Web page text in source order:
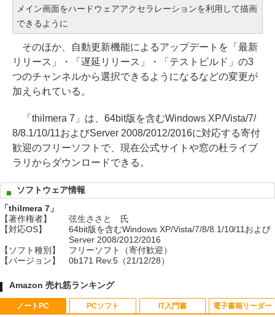
メイン画面をハードウェアアクセラレーションを利用して描画
できるように
そのほか、自動更新機能によるアップデートを「最新
リリース」・「遅延リリース」・「テストビルド」の3
つのチャンネルから選択できるようになるなどの変更が
加えられている。
「thilmera 7」は、64bit版を含むWindows XP/Vista/7/
8/8.1/10/11およびServer 2008/2012/2016に対応する寄付
歓迎のフリーソフトで、現在公式サイトや窓の杜ライブ
ラリからダウンロードできる。
ソフトウェア情報
「thilmera 7」
【著作権者】
弦生ささと 氏
【対応OS】
64bit版を含むWindows XP/Vista/7/8/8.1/10/11および
Server 2008/2012/2016
【ソフト種別】
フリーソフト（寄付歓迎）
【バージョン】
0b171 Rev.5（21/12/28）
Amazon 売れ筋ランキング
ノートPC PCソフト IT入門書 電子書籍リーダー